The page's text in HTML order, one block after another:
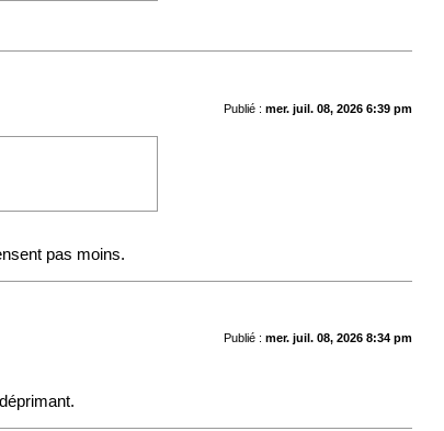
Publié : mer. juil. 08, 2026 6:39 pm
pas moins.
Publié : mer. juil. 08, 2026 8:34 pm